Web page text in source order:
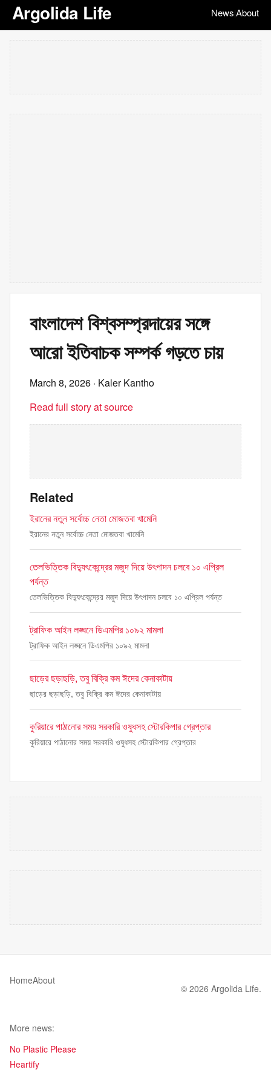
Argolida Life News|About
বাংলাদেশ বিশ্বসম্প্রদায়ের সঙ্গে
আরো ইতিবাচক সম্পর্ক গড়তে চায়
March 8, 2026 · Kaler Kantho
Read full story at source
Related
ইরানের নতুন সর্বোচ্চ নেতা মোজতবা খামেনি
ইরানের নতুন সর্বোচ্চ নেতা মোজতবা খামেনি
তেলভিত্তিক বিদ্যুৎকেন্দ্রের মজুদ দিয়ে উৎপাদন চলবে ১০ এপ্রিল
পর্যন্ত
তেলভিত্তিক বিদ্যুৎকেন্দ্রের মজুদ দিয়ে উৎপাদন চলবে ১০ এপ্রিল পর্যন্ত
ট্রাফিক আইন লঙ্ঘনে ডিএমপির ১০৯২ মামলা
ট্রাফিক আইন লঙ্ঘনে ডিএমপির ১০৯২ মামলা
ছাড়ের ছড়াছড়ি, তবু বিক্রি কম ঈদের কেনাকাটায়
ছাড়ের ছড়াছড়ি, তবু বিক্রি কম ঈদের কেনাকাটায়
কুরিয়ারে পাঠানোর সময় সরকারি ওষুধসহ স্টোরকিপার গ্রেপ্তার
কুরিয়ারে পাঠানোর সময় সরকারি ওষুধসহ স্টোরকিপার গ্রেপ্তার
HomeAbout
© 2026 Argolida Life.
More news:
No Plastic Please
Heartify